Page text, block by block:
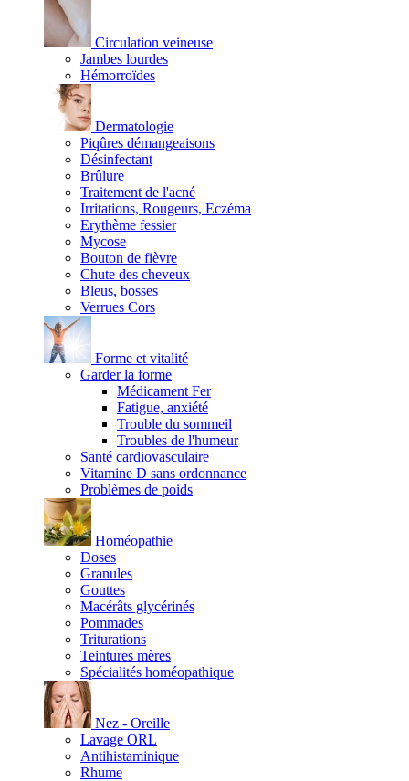
Circulation veineuse
Jambes lourdes
Hémorroïdes
Dermatologie
Piqûres démangeaisons
Désinfectant
Brûlure
Traitement de l'acné
Irritations, Rougeurs, Eczéma
Erythème fessier
Mycose
Bouton de fièvre
Chute des cheveux
Bleus, bosses
Verrues Cors
Forme et vitalité
Garder la forme
Médicament Fer
Fatigue, anxiété
Trouble du sommeil
Troubles de l'humeur
Santé cardiovasculaire
Vitamine D sans ordonnance
Problèmes de poids
Homéopathie
Doses
Granules
Gouttes
Macérâts glycérinés
Pommades
Triturations
Teintures mères
Spécialités homéopathique
Nez - Oreille
Lavage ORL
Antihistaminique
Rhume